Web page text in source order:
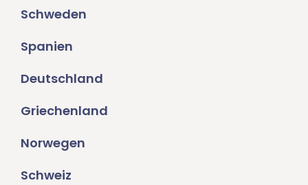
Schweden
Spanien
Deutschland
Griechenland
Norwegen
Schweiz